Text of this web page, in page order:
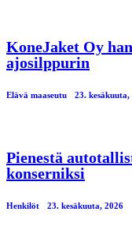
KoneJaket Oy
ajosilppurin
Elävä maaseutu 23. kesäkuuta,
Pienestä
konserniksi
Henkilöt 23. kesäkuuta, 2026